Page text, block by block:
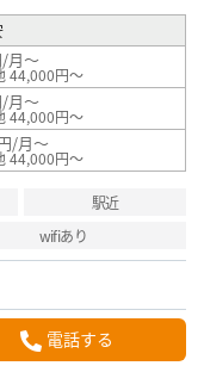
月～
44,000円～
月～
44,000円～
/月～
44,000円～
駅近
wifiあり
電話する